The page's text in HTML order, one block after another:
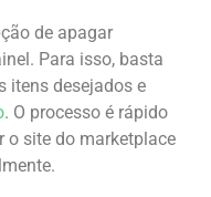
de apagar
Para isso, basta
itens desejados e
. O processo é rápido
o site do marketplace